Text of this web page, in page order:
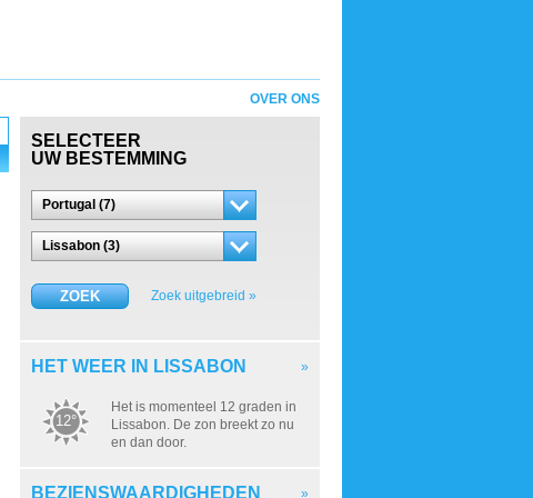
OVER ONS
SELECTEER
UW BESTEMMING
Portugal (7)
Lissabon (3)
ZOEK Zoek uitgebreid »
HET WEER IN LISSABON »
12°
Het is momenteel 12 graden in
Lissabon. De zon breekt zo nu
en dan door.
BEZIENSWAARDIGHEDEN »